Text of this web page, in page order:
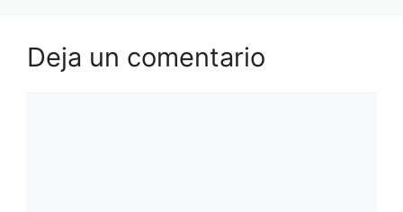
Deja un comentario